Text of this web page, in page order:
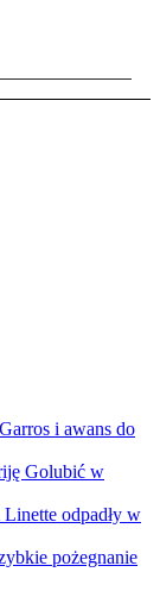
i awans do
Golubić w
odpadły w
pożegnanie